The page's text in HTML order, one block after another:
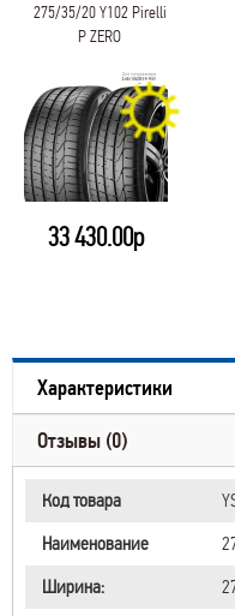
275/35/20 Y102 Pirelli
P ZERO
33 430.00р
Характеристики
Отзывы (0)
Код товара
Наименование
Ширина: